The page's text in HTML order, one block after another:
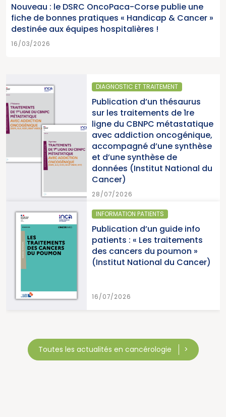
Nouveau : le DSRC OncoPaca-Corse publie une
fiche de bonnes pratiques « Handicap & Cancer »
destinée aux équipes hospitalières !
16/03/2026
DIAGNOSTIC ET TRAITEMENT
Publication d’un thésaurus
sur les traitements de 1re
ligne du CBNPC métastatique
avec addiction oncogénique,
accompagné d’une synthèse
et d’une synthèse de
données (Institut National du
Cancer)
28/07/2026
INFORMATION PATIENTS
Publication d’un guide info
patients : « Les traitements
des cancers du poumon »
(Institut National du Cancer)
16/07/2026
Toutes les actualités en cancérologie